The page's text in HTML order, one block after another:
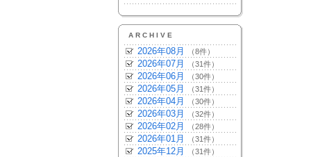
ARCHIVE
2026年08月 （8件）
2026年07月 （31件）
2026年06月 （30件）
2026年05月 （31件）
2026年04月 （30件）
2026年03月 （32件）
2026年02月 （28件）
2026年01月 （31件）
2025年12月 （31件）